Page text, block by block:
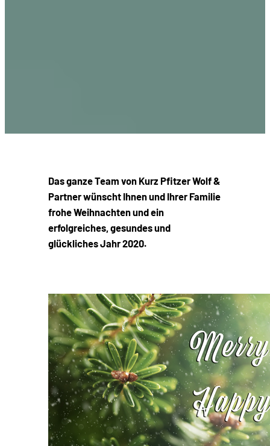
Das ganze Team von Kurz Pfitzer Wolf &
Partner wünscht Ihnen und Ihrer Familie
frohe Weihnachten und ein
erfolgreiches, gesundes und
glückliches Jahr 2020.